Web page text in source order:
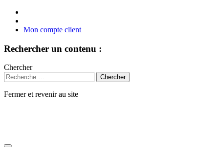
Mon compte client
Rechercher un contenu :
Chercher
Fermer et revenir au site